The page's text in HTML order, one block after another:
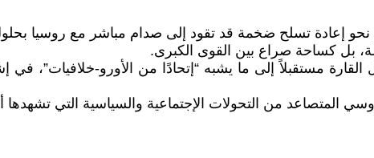
نحو إعادة تسلح ضخمة قد تقود إلى صدام مباشر مع روسيا
بل كساحة صراع بين القوى الكبرى.
مستقبلاً إلى ما يشبه “إتحادًا من الأورو-خلافيات”، في
المتصاعد من التحولات الإجتماعية والسياسية التي تشهدها